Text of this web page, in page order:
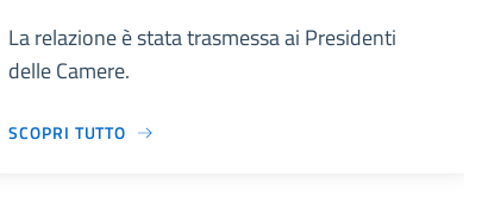
La relazione è stata trasmessa ai Presidenti
delle Camere.
SCOPRI TUTTO